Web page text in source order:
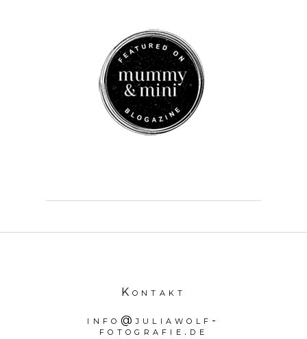
Kontakt
info@juliawolf-
fotografie.de